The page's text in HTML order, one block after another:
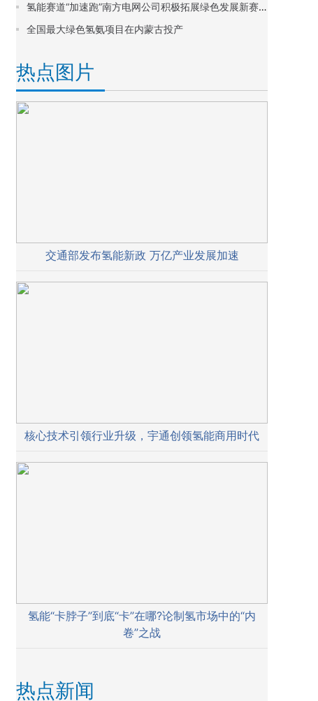
氢能赛道“加速跑”南方电网公司积极拓展绿色发展新赛道
全国最大绿色氢氨项目在内蒙古投产
热点图片
交通部发布氢能新政 万亿产业发展加速
核心技术引领行业升级，宇通创领氢能商用时代
氢能“卡脖子”到底“卡”在哪?论制氢市场中的“内
卷”之战
热点新闻